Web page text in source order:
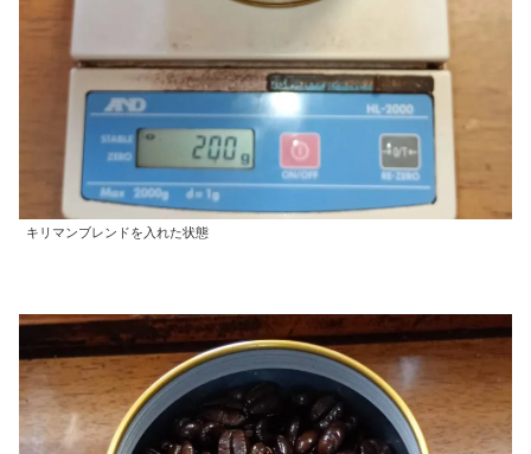
キリマンブレンドを入れた状態